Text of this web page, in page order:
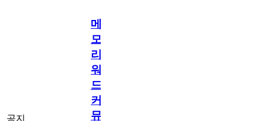
공지
메
모
리
워
드
커
뮤